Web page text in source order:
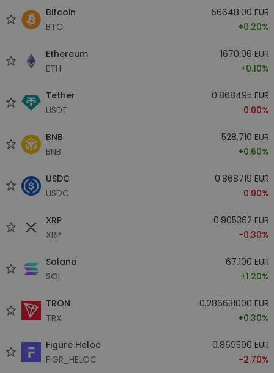
Bitcoin
BTC
56648.00 EUR
+0.20%
Ethereum
ETH
1670.96 EUR
+0.10%
Tether
USDT
0.868495 EUR
0.00%
BNB
BNB
528.710 EUR
+0.60%
USDC
USDC
0.868719 EUR
0.00%
XRP
XRP
0.905362 EUR
-0.30%
Solana
SOL
67.100 EUR
+1.20%
TRON
TRX
0.286631000 EUR
+0.30%
Figure Heloc
FIGR_HELOC
0.869590 EUR
-2.70%